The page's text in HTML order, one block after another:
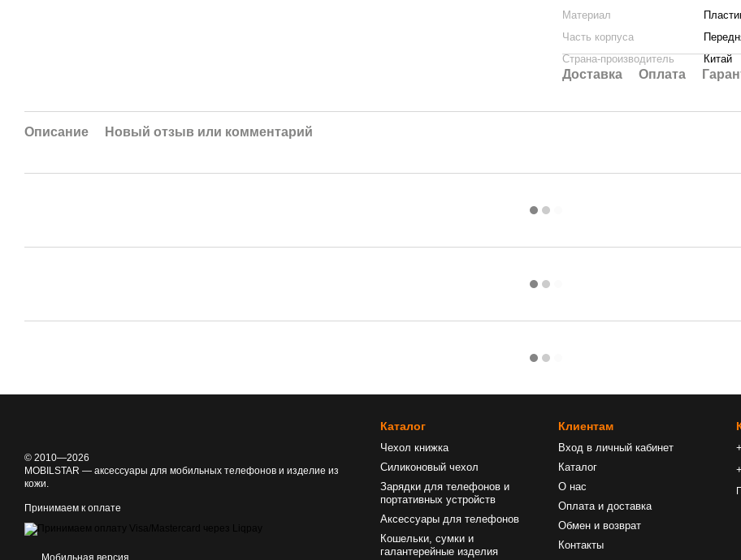
Материал
Часть корпуса
Страна-производитель
Китай
Доставка Оплата
Описание Новый отзыв или комментарий
© 2010—2026
MOBILSTAR — аксессуары для мобильных телефонов и изделие из
кожи.
Принимаем к оплате
Мобильная версия
Каталог
Чехол книжка
Силиконовый чехол
Зарядки для телефонов и
портативных устройств
Аксессуары для телефонов
Кошельки, сумки и
галантерейные изделия
Клиентам
Вход в личный кабинет
Каталог
О нас
Оплата и доставка
Обмен и возврат
Контакты